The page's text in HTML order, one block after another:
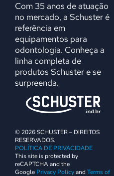
Com 35 anos de atuação
no mercado, a Schuster é
referência em
equipamentos para
odontologia. Conheça a
linha completa de
produtos Schuster e se
surpreenda.
© 2026 SCHUSTER – DIREITOS
RESERVADOS.
POLÍTICA DE PRIVACIDADE
This site is protected by
reCAPTCHA and the
Google Privacy Policyand Terms of